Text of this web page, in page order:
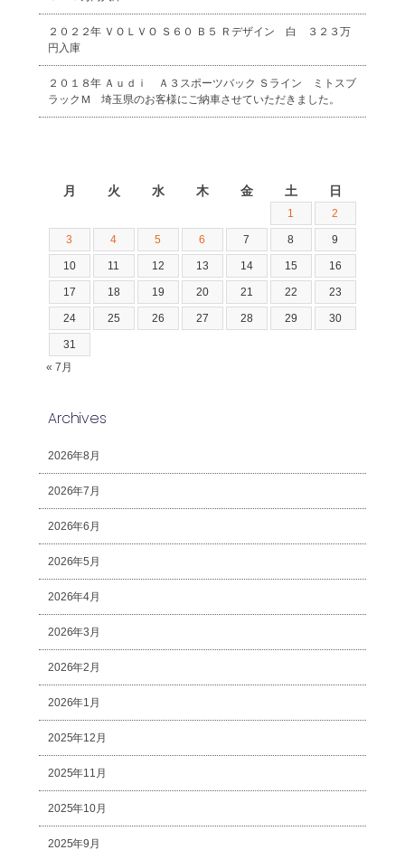
２０２２年 ＶＯＬＶＯ Ｓ６０ Ｂ５ Ｒデザイン 白 ３２３万
円入庫
２０１８年 Ａｕｄｉ Ａ３スポーツバック Ｓライン ミトスブ
ラックＭ 埼玉県のお客様にご納車させていただきました。
月 火 水 木 金 土 日
1 2
3 4 5 6 7 8 9
10 11 12 13 14 15 16
17 18 19 20 21 22 23
24 25 26 27 28 29 30
31
« 7月
Archives
2026年8月
2026年7月
2026年6月
2026年5月
2026年4月
2026年3月
2026年2月
2026年1月
2025年12月
2025年11月
2025年10月
2025年9月